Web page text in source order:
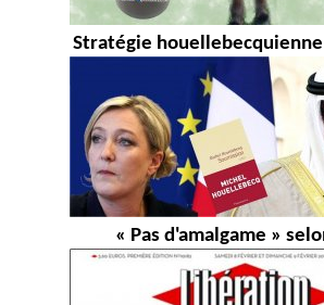
Stratégie
« Pas d'amalgame »